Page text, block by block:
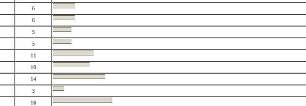
6
6
5
5
11
10
14
3
16